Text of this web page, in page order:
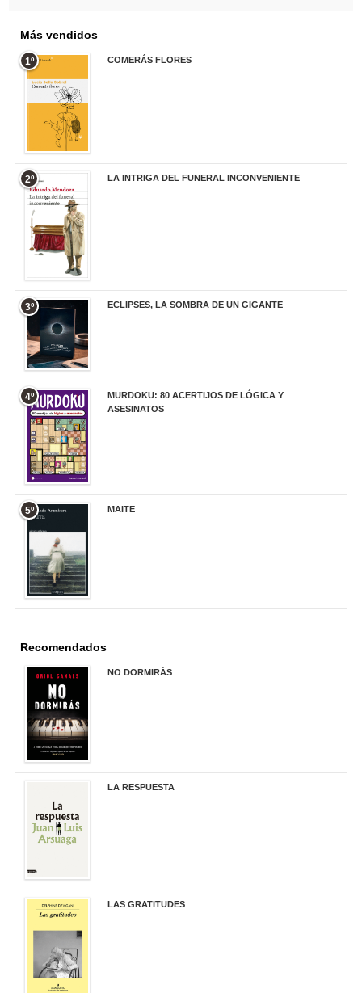
Más vendidos
1º COMERÁS FLORES
2º LA INTRIGA DEL FUNERAL INCONVENIENTE
3º ECLIPSES, LA SOMBRA DE UN GIGANTE
4º
MURDOKU: 80 ACERTIJOS DE LÓGICA Y
ASESINATOS
5º MAITE
Recomendados
NO DORMIRÁS
LA RESPUESTA
LAS GRATITUDES